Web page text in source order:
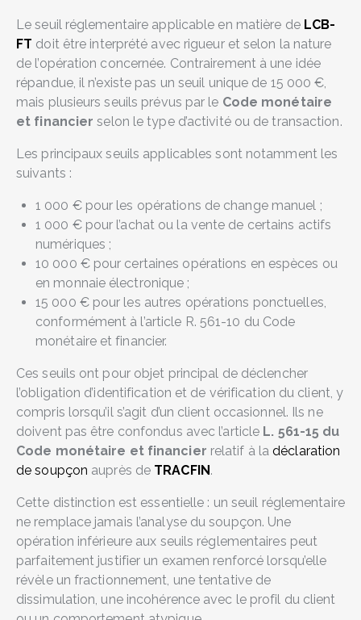
Le seuil réglementaire applicable en matière de LCB-
FT doit être interprété avec rigueur et selon la nature
de l’opération concernée. Contrairement à une idée
répandue, il n’existe pas un seuil unique de 15 000 €,
mais plusieurs seuils prévus par le Code monétaire
et financier selon le type d’activité ou de transaction.
Les principaux seuils applicables sont notamment les
suivants :
1 000 € pour les opérations de change manuel ;
1 000 € pour l’achat ou la vente de certains actifs
numériques ;
10 000 € pour certaines opérations en espèces ou
en monnaie électronique ;
15 000 € pour les autres opérations ponctuelles,
conformément à l’article R. 561-10 du Code
monétaire et financier.
Ces seuils ont pour objet principal de déclencher
l’obligation d’identification et de vérification du client, y
compris lorsqu’il s’agit d’un client occasionnel. Ils ne
doivent pas être confondus avec l’article L. 561-15 du
Code monétaire et financier relatif à ladéclaration
de soupçon auprès de TRACFIN.
Cette distinction est essentielle : un seuil réglementaire
ne remplace jamais l’analyse du soupçon. Une
opération inférieure aux seuils réglementaires peut
parfaitement justifier un examen renforcé lorsqu’elle
révèle un fractionnement, une tentative de
dissimulation, une incohérence avec le profil du client